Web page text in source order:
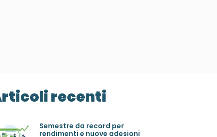
recenti
Semestre da record per
rendimenti e nuove adesioni